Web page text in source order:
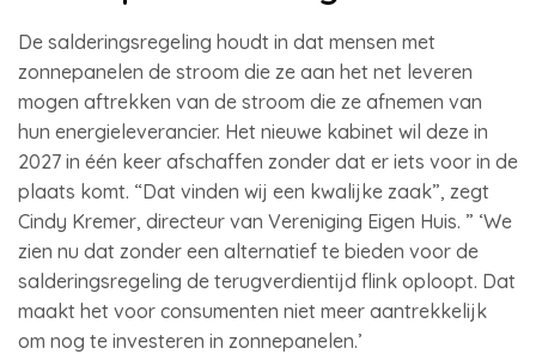
De salderingsregeling houdt in dat mensen met
zonnepanelen de stroom die ze aan het net leveren
mogen aftrekken van de stroom die ze afnemen van
hun energieleverancier. Het nieuwe kabinet wil deze in
2027 in één keer afschaffen zonder dat er iets voor in de
plaats komt. “Dat vinden wij een kwalijke zaak”, zegt
Cindy Kremer, directeur van Vereniging Eigen Huis. ” ‘We
zien nu dat zonder een alternatief te bieden voor de
salderingsregeling de terugverdientijd flink oploopt. Dat
maakt het voor consumenten niet meer aantrekkelijk
om nog te investeren in zonnepanelen.’